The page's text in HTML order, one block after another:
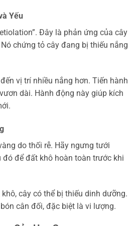
Yếu
Đây là phản ứng của cây
chứng tỏ cây đang bị thiếu nắng
vị trí nhiều nắng hơn. Tiến hành
dài. Hành động này giúp kích
do thối rễ. Hãy ngưng tưới
đó để đất khô hoàn toàn trước khi
cây có thể bị thiếu dinh dưỡng.
cân đối, đặc biệt là vi lượng.